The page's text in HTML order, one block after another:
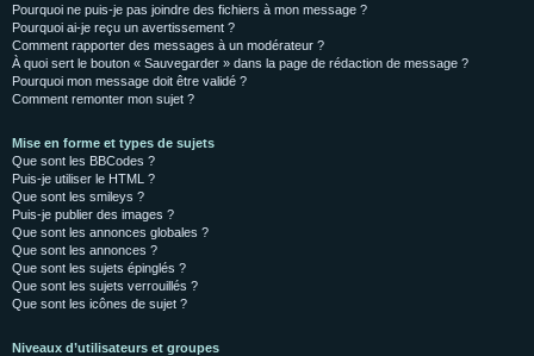
Pourquoi ne puis-je pas joindre des fichiers à mon message ?
Pourquoi ai-je reçu un avertissement ?
Comment rapporter des messages à un modérateur ?
À quoi sert le bouton « Sauvegarder » dans la page de rédaction de message ?
Pourquoi mon message doit être validé ?
Comment remonter mon sujet ?
Mise en forme et types de sujets
Que sont les BBCodes ?
Puis-je utiliser le HTML ?
Que sont les smileys ?
Puis-je publier des images ?
Que sont les annonces globales ?
Que sont les annonces ?
Que sont les sujets épinglés ?
Que sont les sujets verrouillés ?
Que sont les icônes de sujet ?
Niveaux d’utilisateurs et groupes